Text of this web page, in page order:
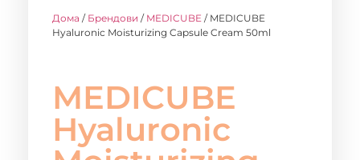
Дома / Брендови / MEDICUBE / MEDICUBE
Hyaluronic Moisturizing Capsule Cream 50ml
MEDICUBE
Hyaluronic